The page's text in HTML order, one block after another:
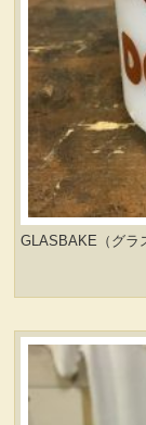
GLASBAKE（グラ